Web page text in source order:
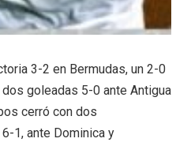
3-2 en Bermudas, un 2-0
goleadas 5-0 ante Antigua
cerró con dos
1, ante Dominica y